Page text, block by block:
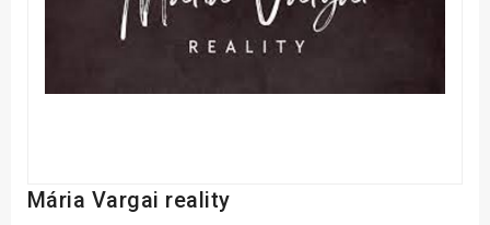
Mária Vargai reality